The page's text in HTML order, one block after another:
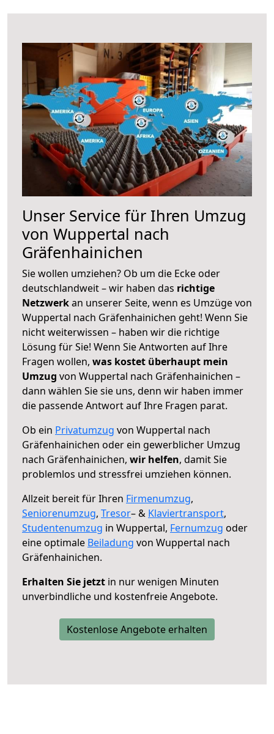
Unser Service für Ihren Umzug
von Wuppertal nach
Gräfenhainichen
Sie wollen umziehen? Ob um die Ecke oder
deutschlandweit – wir haben das richtige
Netzwerkan unserer Seite, wenn es Umzüge von
Wuppertal nach Gräfenhainichen geht! Wenn Sie
nicht weiterwissen – haben wir die richtige
Lösung für Sie! Wenn Sie Antworten auf Ihre
Fragen wollen, was kostet überhaupt mein
Umzug von Wuppertal nach Gräfenhainichen –
dann wählen Sie sie uns, denn wir haben immer
die passende Antwort auf Ihre Fragen parat.
Ob ein Privatumzug von Wuppertal nach
Gräfenhainichen oder ein gewerblicher Umzug
nach Gräfenhainichen, wir helfen, damit Sie
problemlos und stressfrei umziehen können.
Allzeit bereit für Ihren Firmenumzug,
Seniorenumzug, Tresor– & Klaviertransport,
Studentenumzug in Wuppertal, Fernumzug oder
eine optimale Beiladung von Wuppertal nach
Gräfenhainichen.
Erhalten Sie jetzt in nur wenigen Minuten
unverbindliche und kostenfreie Angebote.
Kostenlose Angebote erhalten